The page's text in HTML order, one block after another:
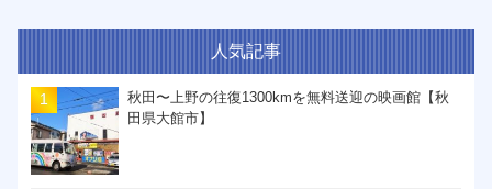
人気記事
秋田〜上野の往復1300kmを無料送迎の映画館【秋
田県大館市】